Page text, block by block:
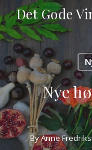
Skip
to
main
content
Det Gode
Nye
ByAnne